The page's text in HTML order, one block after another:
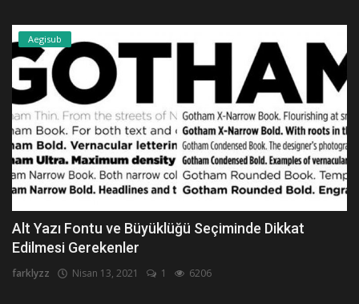
Aegisub
Alt Yazı Fontu ve Büyüklüğü Seçiminde Dikkat
Edilmesi Gerekenler
farklyzz Nisan 13, 2021 1 6206